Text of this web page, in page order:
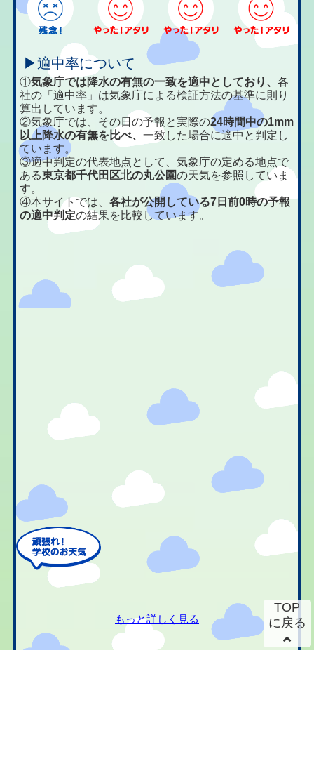
▶適中率について
①気象庁では降水の有無の一致を適中としており、各
社の「適中率」は気象庁による検証方法の基準に則り
算出しています。
②気象庁では、その日の予報と実際の24時間中の1mm
以上降水の有無を比べ、一致した場合に適中と判定し
ています。
③適中判定の代表地点として、気象庁の定める地点で
ある東京都千代田区北の丸公園の天気を参照していま
す。
④本サイトでは、各社が公開している7日前0時の予報
の適中判定の結果を比較しています。
もっと詳しく見る
TOP
に戻る